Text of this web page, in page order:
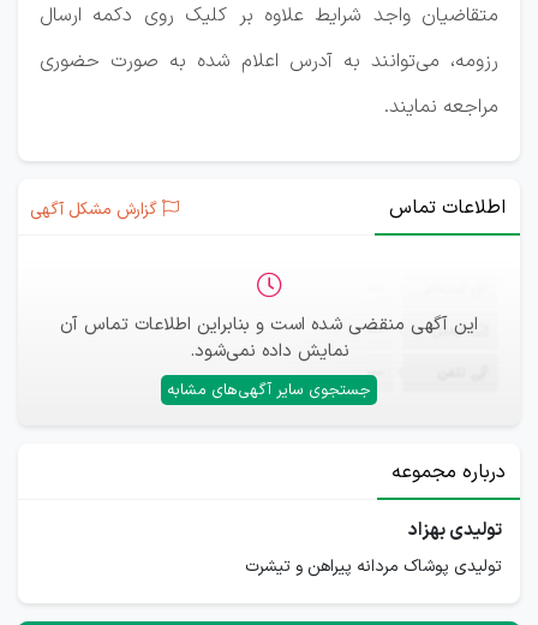
متقاضیان واجد شرایط علاوه بر کلیک روی دکمه ارسال
رزومه، می‌توانند به آدرس اعلام شده به صورت حضوری
مراجعه نمایند.
اطلاعات تماس گزارش مشکل آگهی
این آگهی منقضی شده است و بنابراین اطلاعات تماس آن
نمایش داده نمی‌شود.
جستجوی سایر آگهی‌های مشابه
ایمیل —
—
درباره مجموعه
تولیدی بهزاد
تولیدی پوشاک مردانه پیراهن و تیشرت